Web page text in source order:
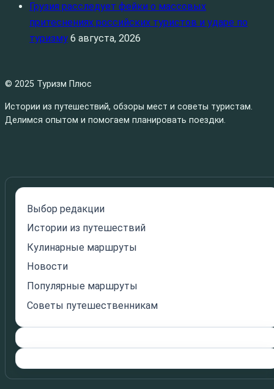
Грузия расследует фейки о массовых
притеснениях российских туристов и ударе по
туризму 6 августа, 2026
© 2025 Туризм Плюс
Истории из путешествий, обзоры мест и советы туристам.
Делимся опытом и помогаем планировать поездки.
Выбор редакции
Истории из путешествий
Кулинарные маршруты
Новости
Популярные маршруты
Советы путешественникам